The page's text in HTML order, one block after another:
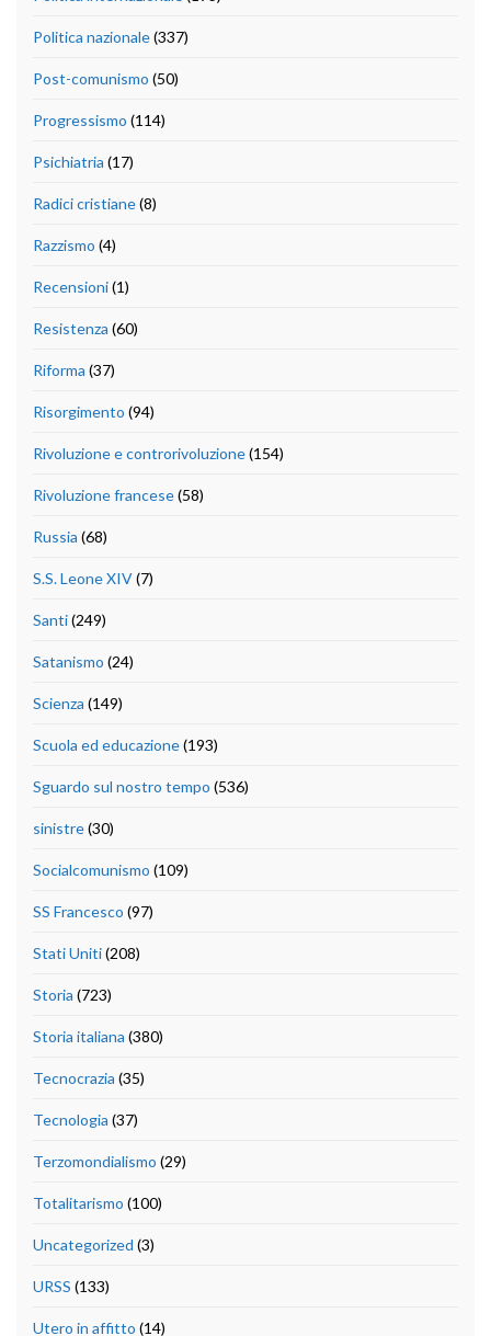
Politica nazionale(337)
Post-comunismo (50)
Progressismo (114)
Psichiatria (17)
Radici cristiane(8)
Razzismo (4)
Recensioni(1)
Resistenza (60)
Riforma (37)
Risorgimento (94)
Rivoluzione e controrivoluzione(154)
Rivoluzione francese(58)
Russia (68)
S.S. Leone XIV(7)
Santi(249)
Satanismo (24)
Scienza (149)
Scuola ed educazione(193)
Sguardo sul nostro tempo (536)
sinistre(30)
Socialcomunismo (109)
SS Francesco (97)
Stati Uniti(208)
Storia (723)
Storia italiana (380)
Tecnocrazia (35)
Tecnologia (37)
Terzomondialismo (29)
Totalitarismo (100)
Uncategorized (3)
URSS (133)
Utero in affitto (14)